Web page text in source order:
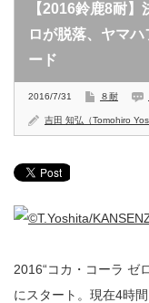
【2016鈴鹿8耐
ロが脱落、ヤマ
ード
2016/7/31 ８耐
吉田 知弘（Tomohiro
2016“コカ・コーラ ゼ
にスタート。現在4時